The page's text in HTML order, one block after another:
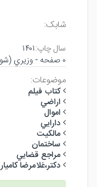
شابک:
سال چاپ:۱۴۰۱
۰ صفحه - وزيري (شوميز) - چاپ ۱
موضوعات:
كتاب فيلم
اراضي
اموال
دارايي
مالكيت
ساختمان
مراجع قضايي
دكتر،غلامرضا كاميار